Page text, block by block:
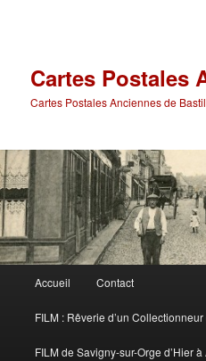
Cartes Postales
Cartes Postales Anciennes de
principal
Accueil Contact
FILM : Rêverie d’un
FILM de Savigny-sur-Orge d’Hier